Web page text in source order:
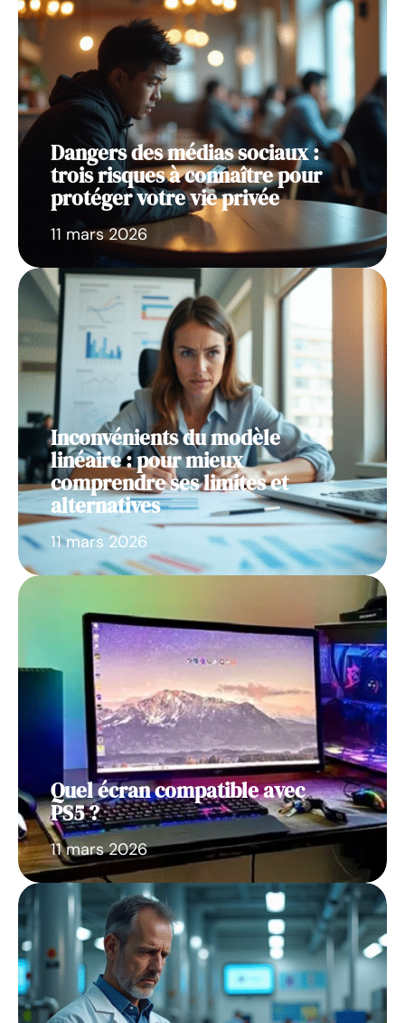
Dangers des médias sociaux :
trois risques à connaître pour
protéger votre vie privée
11 mars 2026
Inconvénients du modèle
linéaire : pour mieux
comprendre ses limites et
alternatives
11 mars 2026
Quel écran compatible avec
PS5 ?
11 mars 2026